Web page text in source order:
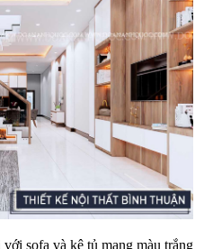
sofa và kệ tủ mang màu trắng